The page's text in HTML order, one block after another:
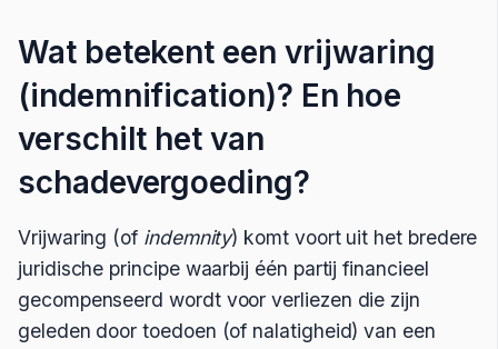
Wat betekent een vrijwaring
(indemnification)? En hoe
verschilt het van
schadevergoeding?
Vrijwaring (of indemnity) komt voort uit het bredere
juridische principe waarbij één partij financieel
gecompenseerd wordt voor verliezen die zijn
geleden door toedoen (of nalatigheid) van een